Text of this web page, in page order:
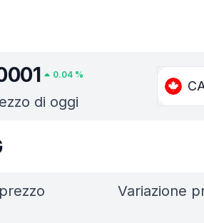
0.04%
di oggi
Variazione